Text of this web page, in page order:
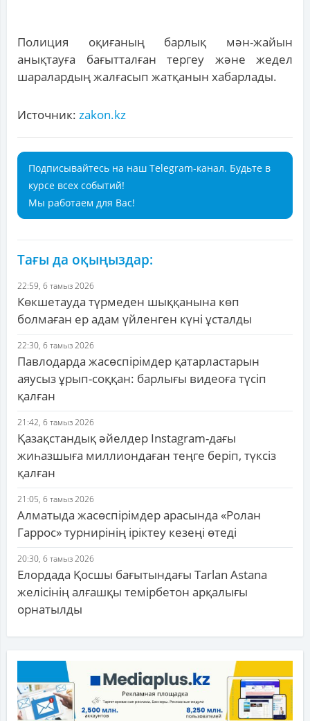
Полиция оқиғаның барлық мән-жайын
анықтауға бағытталған тергеу және жедел
шаралардың жалғасып жатқанын хабарлады.
Источник: zakon.kz
Подписывайтесь на наш Telegram-канал. Будьте в
курсе всех событий!
Мы работаем для Вас!
Тағы да оқыңыздар:
22:59, 6 тамыз 2026
Көкшетауда түрмеден шыққанына көп
болмаған ер адам үйленген күні ұсталды
22:30, 6 тамыз 2026
Павлодарда жасөспірімдер қатарластарын
аяусыз ұрып-соққан: барлығы видеоға түсіп
қалған
21:42, 6 тамыз 2026
Қазақстандық әйелдер Instagram-дағы
жиһазшыға миллиондаған теңге беріп, түксіз
қалған
21:05, 6 тамыз 2026
Алматыда жасөспірімдер арасында «Ролан
Гаррос» турнирінің іріктеу кезеңі өтеді
20:30, 6 тамыз 2026
Елордада Қосшы бағытындағы Tarlan Astana
желісінің алғашқы темірбетон арқалығы
орнатылды